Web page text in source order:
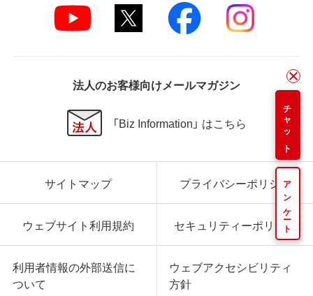
チャット
アンケート
法人のお客様向けメールマガジン
「Biz Information」 はこちら
サイトマップ プライバシーポリシー
ウェブサイト利用規約 セキュリティーポリシー
利用者情報の外部送信に
ついて
ウェブアクセシビリティ
方針